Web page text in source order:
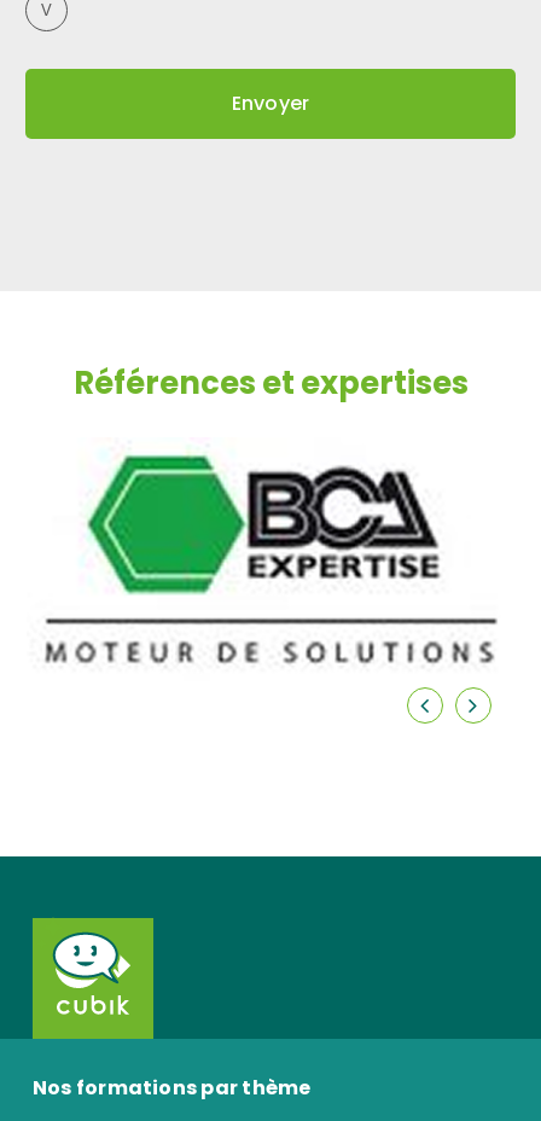
V
Références et expertises
Nos formations par thème